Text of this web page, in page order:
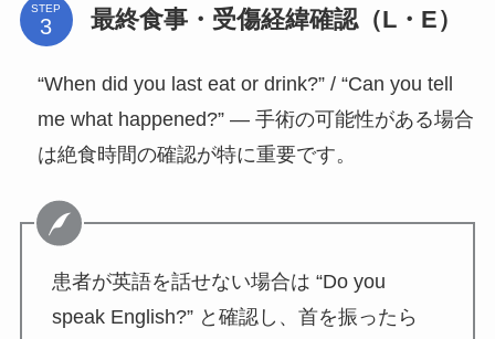
STEP 最終食事・受傷経緯確認（L・E）
“When did you last eat or drink?” / “Can you tell
me what happened?” — 手術の可能性がある場合
は絶食時間の確認が特に重要です。
患者が英語を話せない場合は “Do you
speak English?” と確認し、首を振ったら